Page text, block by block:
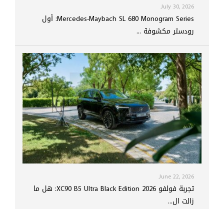
July 30, 2026
Mercedes-Maybach SL 680 Monogram Series: أول
رودستر مكشوفة ...
June 22, 2026
تجربة فولفو XC90 B5 Ultra Black Edition 2026: هل ما
زالت ال...